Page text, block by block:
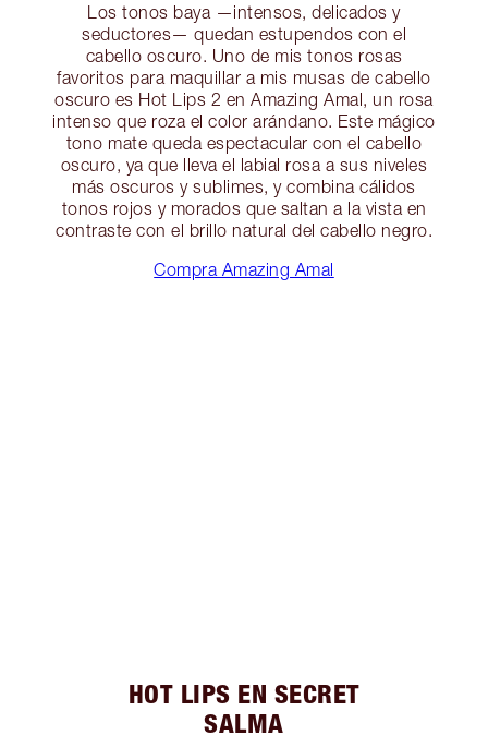
Los tonos baya —intensos, delicados y
seductores— quedan estupendos con el
cabello oscuro. Uno de mis tonos rosas
favoritos para maquillar a mis musas de cabello
oscuro es Hot Lips 2 en Amazing Amal, un rosa
intenso que roza el color arándano. Este mágico
tono mate queda espectacular con el cabello
oscuro, ya que lleva el labial rosa a sus niveles
más oscuros y sublimes, y combina cálidos
tonos rojos y morados que saltan a la vista en
contraste con el brillo natural del cabello negro.
Compra Amazing Amal
HOT LIPS EN SECRET
SALMA